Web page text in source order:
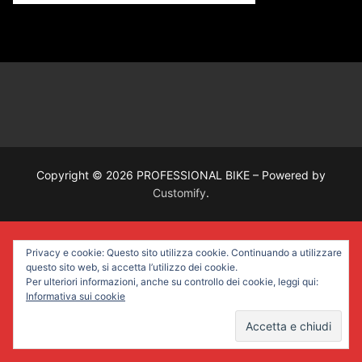
Copyright © 2026 PROFESSIONAL BIKE – Powered by
Customify.
Privacy e cookie: Questo sito utilizza cookie. Continuando a utilizzare
questo sito web, si accetta l’utilizzo dei cookie.
Per ulteriori informazioni, anche su controllo dei cookie, leggi qui:
Informativa sui cookie